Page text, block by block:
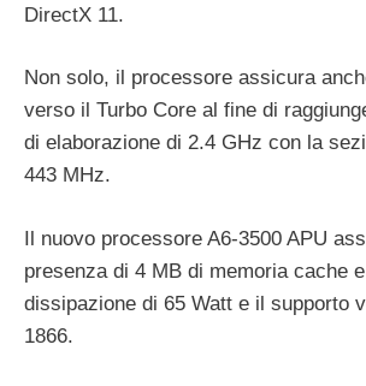
DirectX 11.
Non solo, il processore assicura
verso il Turbo Core al fine di
di elaborazione di 2.4 GHz con la
443 MHz.
Il nuovo processore A6-3500 APU
presenza di 4 MB di memoria cache
dissipazione di 65 Watt e il supporto
1866.